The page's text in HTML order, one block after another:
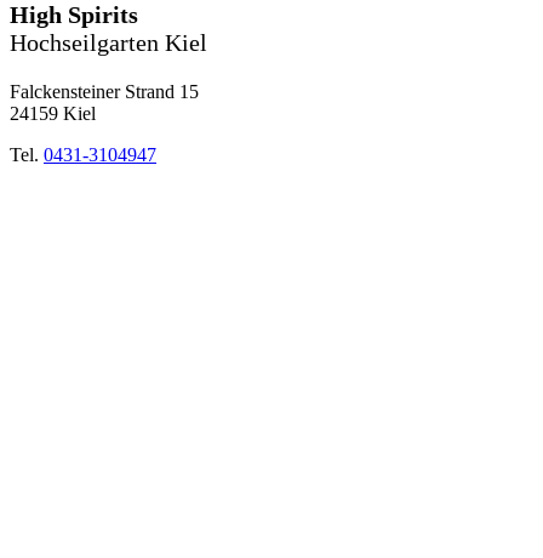
High Spirits
Hochseilgarten Kiel
Falckensteiner Strand 15
24159 Kiel
Tel. 0431-3104947